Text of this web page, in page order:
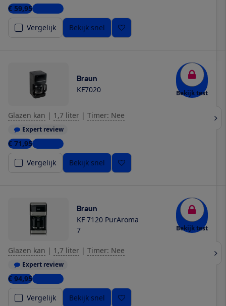
€ 59,953 winkels
Vergelijk
Bekijk snel
Braun
KF7020 Bekijk test
Glazen kan | 1,7 liter | Timer: Nee
Expert review
€ 71,957 winkels
Vergelijk
Bekijk snel
Braun
KF 7120 PurAroma
7
Bekijk test
Glazen kan | 1,7 liter | Timer: Nee
Expert review
€ 94,955 winkels
Vergelijk
Bekijk snel